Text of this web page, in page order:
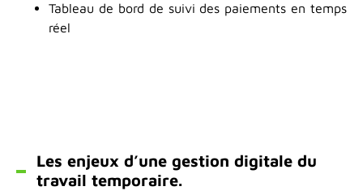
Tableau de bord de suivi des paiements en temps
réel
Les enjeux d’une gestion digitale du
travail temporaire.